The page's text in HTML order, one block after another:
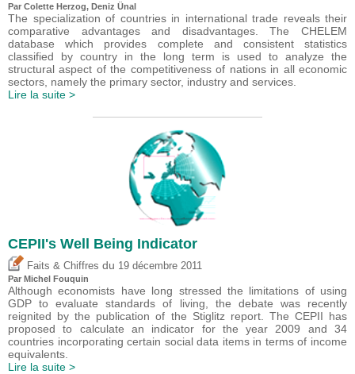
Par Colette Herzog, Deniz Ünal
The specialization of countries in international trade reveals their
comparative advantages and disadvantages. The CHELEM
database which provides complete and consistent statistics
classified by country in the long term is used to analyze the
structural aspect of the competitiveness of nations in all economic
sectors, namely the primary sector, industry and services.
Lire la suite >
CEPII's Well Being Indicator
Faits & Chiffres du 19 décembre 2011
Par Michel Fouquin
Although economists have long stressed the limitations of using
GDP to evaluate standards of living, the debate was recently
reignited by the publication of the Stiglitz report. The CEPII has
proposed to calculate an indicator for the year 2009 and 34
countries incorporating certain social data items in terms of income
equivalents.
Lire la suite >